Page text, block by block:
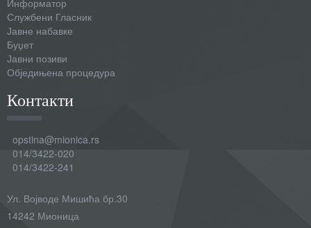
Информатор
Службени Гласник
Јавне набавке
Буџет
Јавни позиви
Обједињена процедура
Контакти
opstina@mionica.rs
014/3422-020
014/3422-241
Ул. Војводе Мишића бр.30
14242 Мионица